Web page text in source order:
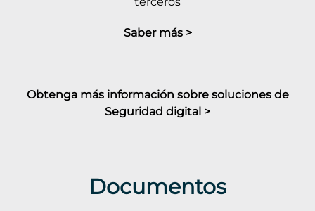
Saber más >
Obtenga más información sobre soluciones de
Seguridad digital >
Documentos